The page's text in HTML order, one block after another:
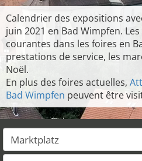
Calendrier des expositions
juin 2021 en Bad Wimpfen.
courantes dans les foires en
prestations de service, les
Noël.
En plus des foires actuelles,
Bad Wimpfen peuvent être